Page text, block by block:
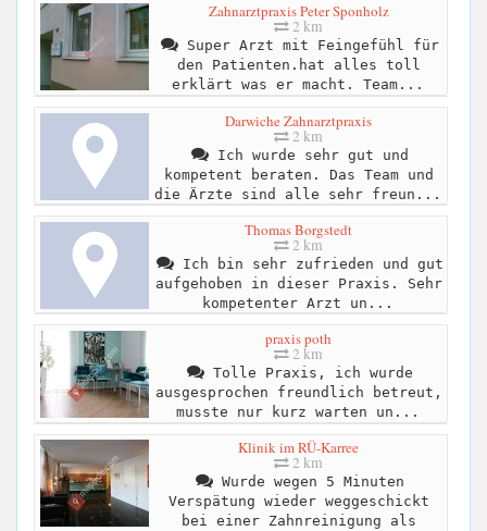
Zahnarztpraxis Peter Sponholz
2 km
Super Arzt mit Feingefühl für
den Patienten.hat alles toll
erklärt was er macht. Team...
Darwiche Zahnarztpraxis
2 km
Ich wurde sehr gut und
kompetent beraten. Das Team und
die Ärzte sind alle sehr freun...
Thomas Borgstedt
2 km
Ich bin sehr zufrieden und gut
aufgehoben in dieser Praxis. Sehr
kompetenter Arzt un...
praxis poth
2 km
Tolle Praxis, ich wurde
ausgesprochen freundlich betreut,
musste nur kurz warten un...
Klinik im RÜ-Karree
2 km
Wurde wegen 5 Minuten
Verspätung wieder weggeschickt
bei einer Zahnreinigung als